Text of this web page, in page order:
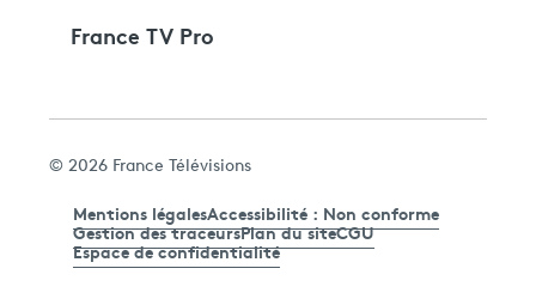
France TV Pro
© 2026 France Télévisions
Mentions légalesAccessibilité : Non conforme
Gestion des traceursPlan du siteCGU
Espace de confidentialité